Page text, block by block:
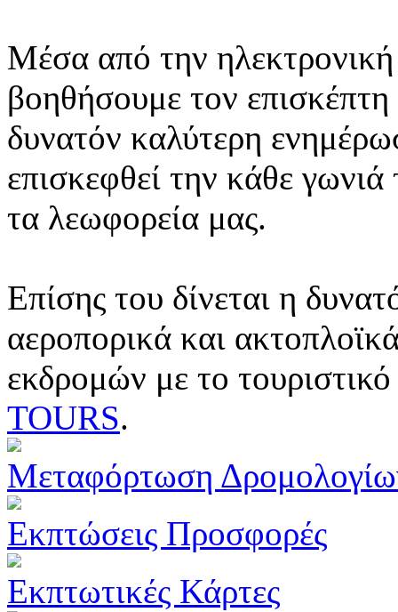
Μέσα από την ηλεκτρονική
βοηθήσουμε τον
δυνατόν καλύτερη
επισκεφθεί την κάθε
τα λεωφορεία μας.
Επίσης του δίνεται η
αεροπορικά και
εκδρομών με το
TOURS.
Μεταφόρτωση
Εκπτώσεις Προσφορές
Εκπτωτικές Κάρτες